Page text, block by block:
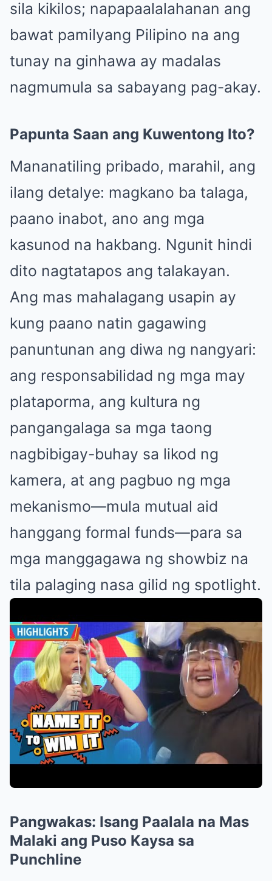
sila kikilos; napapaalalahanan ang
bawat pamilyang Pilipino na ang
tunay na ginhawa ay madalas
nagmumula sa sabayang pag-akay.
Papunta Saan ang Kuwentong Ito?
Mananatiling pribado, marahil, ang
ilang detalye: magkano ba talaga,
paano inabot, ano ang mga
kasunod na hakbang. Ngunit hindi
dito nagtatapos ang talakayan.
Ang mas mahalagang usapin ay
kung paano natin gagawing
panuntunan ang diwa ng nangyari:
ang responsabilidad ng mga may
plataporma, ang kultura ng
pangangalaga sa mga taong
nagbibigay-buhay sa likod ng
kamera, at ang pagbuo ng mga
mekanismo—mula mutual aid
hanggang formal funds—para sa
mga manggagawa ng showbiz na
tila palaging nasa gilid ng spotlight.
Pangwakas: Isang Paalala na Mas
Malaki ang Puso Kaysa sa
Punchline